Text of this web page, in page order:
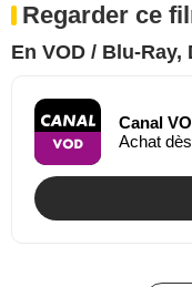
Regarder ce
En VOD / Blu-Ray,
Canal
Achat